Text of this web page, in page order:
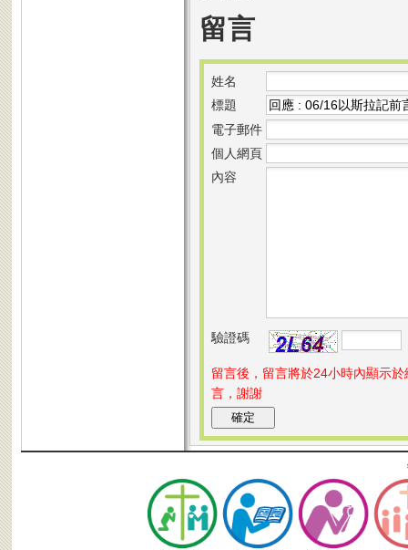
留言
姓名
標題
電子郵件
個人網頁
內容
驗證碼
留言後，留言將於24小時內顯示
言，謝謝